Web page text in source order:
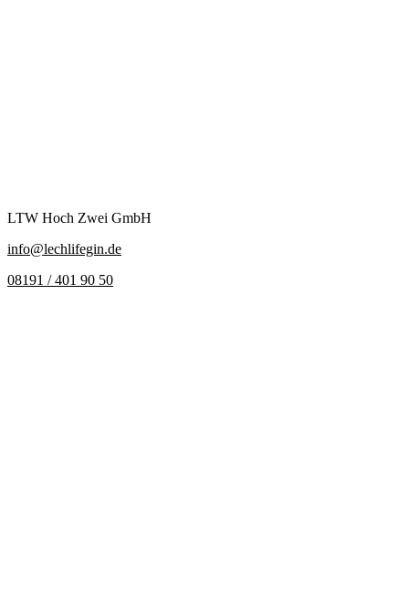
LTW Hoch Zwei GmbH
info@lechlifegin.de
08191 / 401 90 50